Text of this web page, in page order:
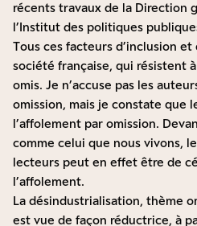
récents travaux de la Direction
l’Institut des politiques
Tous ces facteurs d’inclusion et
société française, qui résistent
omis. Je n’accuse pas les
omission, mais je constate que
l’affolement par omission.
comme celui que nous vivons,
lecteurs peut en effet être de
l’affolement.
La désindustrialisation, thème
est vue de façon réductrice, à